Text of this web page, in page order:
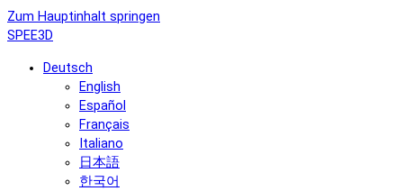
Zum Hauptinhalt springen
SPEE3D
Deutsch
English
Español
Français
Italiano
日本語
한국어